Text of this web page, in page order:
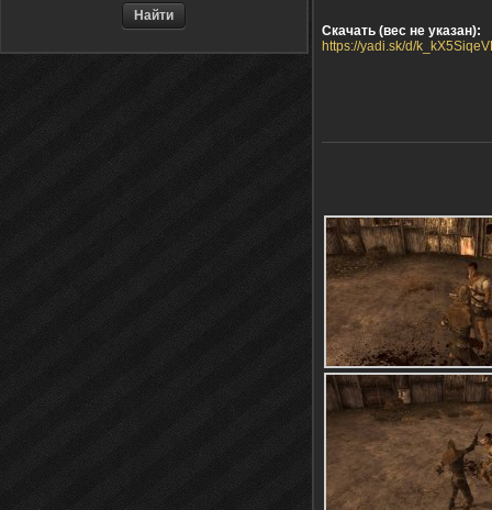
Скачать (вес не указан):
https://yadi.sk/d/